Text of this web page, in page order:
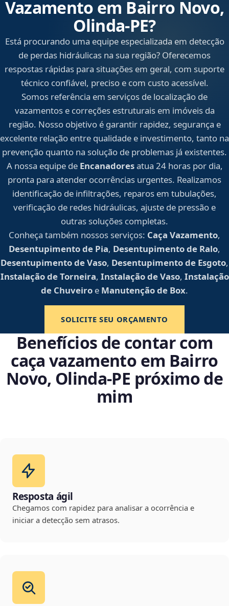
Vazamento em Bairro Novo,
Olinda‑PE?
Está procurando uma equipe especializada em detecção
de perdas hidráulicas na sua região? Oferecemos
respostas rápidas para situações em geral, com suporte
técnico confiável, preciso e com custo acessível.
Somos referência em serviços de localização de
vazamentos e correções estruturais em imóveis da
região. Nosso objetivo é garantir rapidez, segurança e
excelente relação entre qualidade e investimento, tanto na
prevenção quanto na solução de problemas já existentes.
A nossa equipe de Encanadoresatua 24 horas por dia,
pronta para atender ocorrências urgentes. Realizamos
identificação de infiltrações, reparos em tubulações,
verificação de redes hidráulicas, ajuste de pressão e
outras soluções completas.
Conheça também nossos serviços: Caça Vazamento,
Desentupimento de Pia, Desentupimento de Ralo,
Desentupimento de Vaso, Desentupimento de Esgoto,
Instalação de Torneira, Instalação de Vaso, Instalação
de Chuveiro e Manutenção de Box.
SOLICITE SEU ORÇAMENTO
Benefícios de contar com
caça vazamento em Bairro
Novo, Olinda‑PE próximo de
mim
Resposta ágil
Chegamos com rapidez para analisar a ocorrência e
iniciar a detecção sem atrasos.